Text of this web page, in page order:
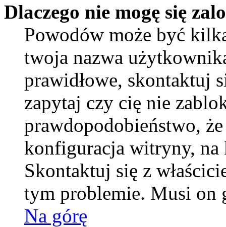
Dlaczego nie mogę się
Powodów może być
twoja nazwa
prawidłowe, skontaktuj
zapytaj czy cię nie
prawdopodobieństwo,
konfiguracja witryny, na
Skontaktuj się z
tym problemie. Musi on
Na górę